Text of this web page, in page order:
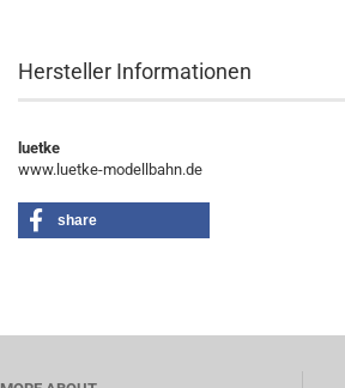
Hersteller Informationen
luetke
www.luetke-modellbahn.de
share